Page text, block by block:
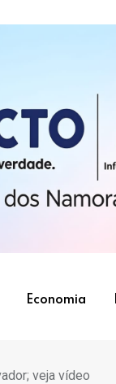
Economia
veja vídeo